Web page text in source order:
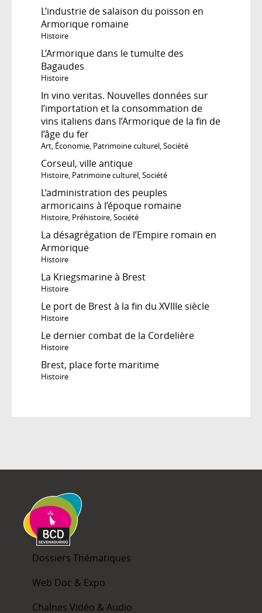
L’industrie de salaison du poisson en
Armorique romaine
Histoire
L’Armorique dans le tumulte des
Bagaudes
Histoire
In vino veritas. Nouvelles données sur
l’importation et la consommation de
vins italiens dans l’Armorique de la fin de
l’âge du fer
Art, Économie, Patrimoine culturel,Société
Corseul, ville antique
Histoire, Patrimoine culturel,Société
L’administration des peuples
armoricains à l’époque romaine
Histoire, Préhistoire,Société
La désagrégation de l’Empire romain en
Armorique
Histoire
La Kriegsmarine à Brest
Histoire
Le port de Brest à la fin du XVIIIe siècle
Histoire
Le dernier combat de la Cordelière
Histoire
Brest, place forte maritime
Histoire
Dossiers Thématiques
Web Doc & Expo
Chaînes Vidéo & Audio